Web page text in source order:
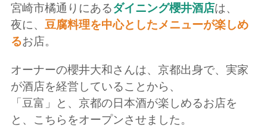
宮崎市橘通りにあるダイニング櫻井酒店は、
夜に、 豆腐料理を中心としたメニューが楽しめ
るお店。
オーナーの櫻井大和さんは、京都出身で、実家
が酒店を経営していることから、
「豆富」と、京都の日本酒が楽しめるお店を
と、こちらをオープンさせました。